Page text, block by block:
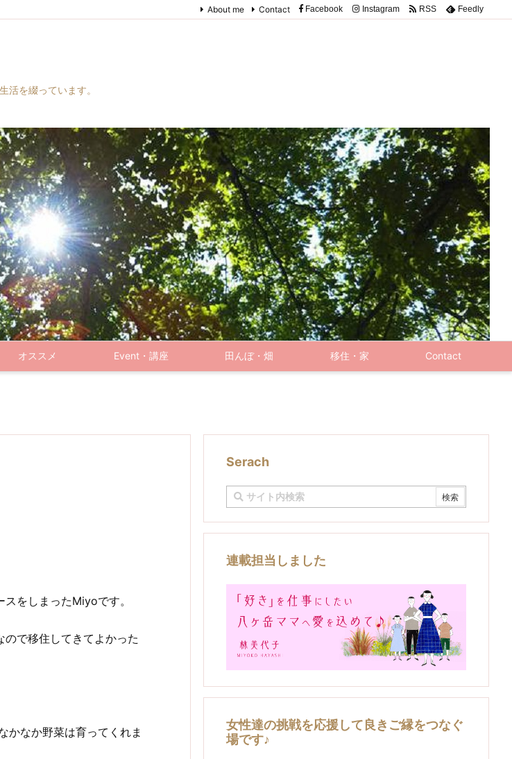
を綴っています。
オススメ Event・講座 田んぼ・畑 移住・家 Contact
About me Contact Facebook Instagram RSS Feedly
をしまったMiyoです。
で移住してきてよかった
かなか野菜は育ってくれま
Serach
連載担当しました
女性達の挑戦を応援して良きご縁をつなぐ
場です♪